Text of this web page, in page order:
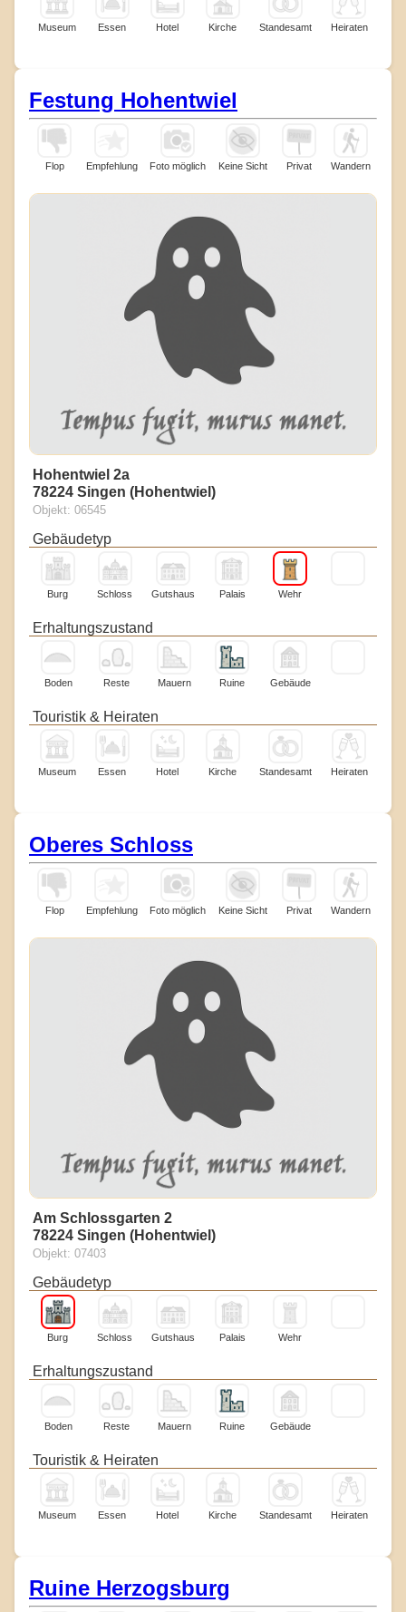
Museum Essen Hotel Kirche Standesamt Heiraten
Festung Hohentwiel
Flop Empfehlung Foto möglich Keine Sicht Privat Wandern
Hohentwiel 2a
78224 Singen (Hohentwiel)
Objekt: 06545
Gebäudetyp
Burg Schloss Gutshaus Palais Wehr
Erhaltungszustand
Boden Reste Mauern Ruine Gebäude
Touristik & Heiraten
Museum Essen Hotel Kirche Standesamt Heiraten
Oberes Schloss
Flop Empfehlung Foto möglich Keine Sicht Privat Wandern
Am Schlossgarten 2
78224 Singen (Hohentwiel)
Objekt: 07403
Gebäudetyp
Burg Schloss Gutshaus Palais Wehr
Erhaltungszustand
Boden Reste Mauern Ruine Gebäude
Touristik & Heiraten
Museum Essen Hotel Kirche Standesamt Heiraten
Ruine Herzogsburg